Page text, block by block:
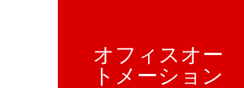
オフィスオー
トメーション